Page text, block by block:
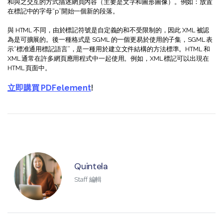
和與之交互的方式描述網頁內容（主要是文字和圖形圖像）。例如：放置
在標記中的字母“p”開始一個新的段落。
與 HTML 不同，由於標記符號是自定義的和不受限制的，因此 XML 被認
為是可擴展的。後一種格式是 SGML 的一個更易於使用的子集，SGML 表
示“標准通用標記語言”，是一種用於建立文件結構的方法標準。HTML 和
XML 通常在許多網頁應用程式中一起使用。例如，XML 標記可以出現在
HTML 頁面中。
立即購買 PDFelement!
Quintela
Staff 編輯